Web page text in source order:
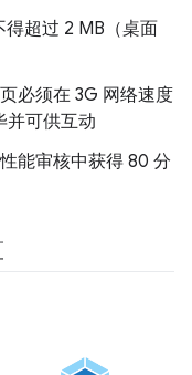
超过 2 MB（桌面
必须在 3G 网络速度
并可供互动
能审核中获得 80 分